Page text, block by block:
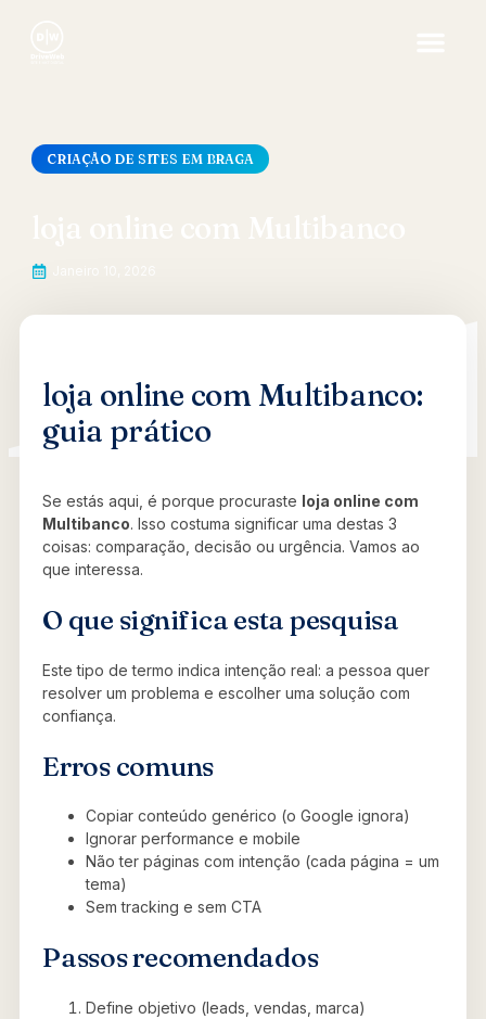
CRIAÇÃO DE SITES EM BRAGA
loja online com Multibanco:
guia prático
Se estás aqui, é porque procuraste loja online com
Multibanco. Isso costuma significar uma destas 3
coisas: comparação, decisão ou urgência. Vamos ao
que interessa.
O que significa esta pesquisa
Este tipo de termo indica intenção real: a pessoa quer
resolver um problema e escolher uma solução com
confiança.
Erros comuns
Copiar conteúdo genérico (o Google ignora)
Ignorar performance e mobile
Não ter páginas com intenção (cada página = um
tema)
Sem tracking e sem CTA
Passos recomendados
Define objetivo (leads, vendas, marca)